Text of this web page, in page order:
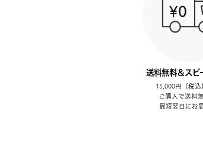
送料無料＆スピ
15,000円（税込
ご購入で送料無
最短翌日にお届